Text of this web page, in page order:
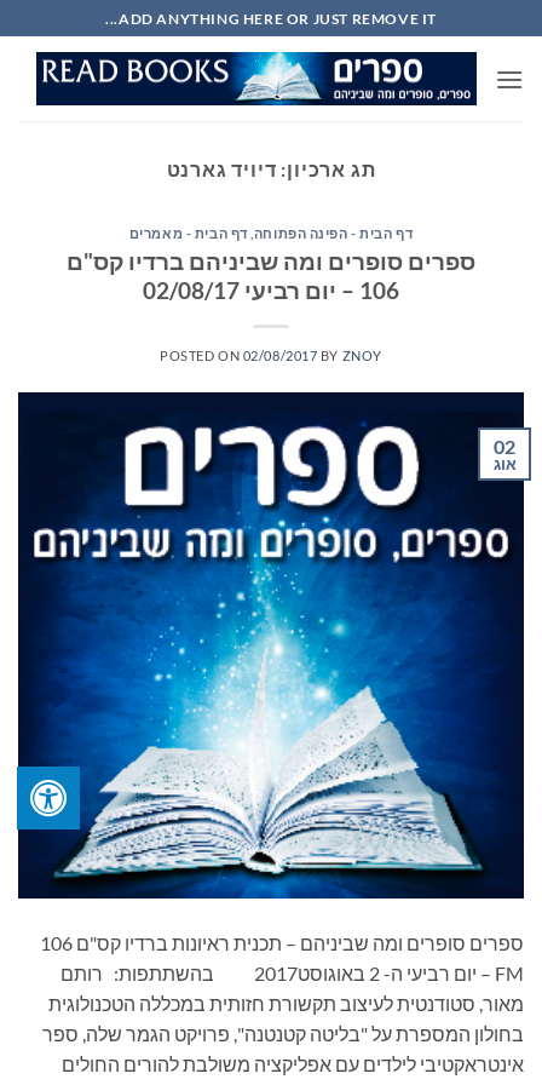
to
content
ADD ANYTHING HERE OR JUST REMOVE IT...
תג ארכיון: דיויד גארנט
דף הבית - הפינה הפתוחה דף הבית - מאמרים
ספרים סופרים ומה שביניהם ברדיו קס"ם
106 – יום רביעי 02/08/17
POSTED ON 02/08/2017 BY ZNOY
02
אוג
ספרים סופרים ומה שביניהם – תכנית ראיונות ברדיו קס"ם 106
FM – יום רביעי ה- 2 באוגוסט2017 בהשתתפות: רותם
מאור, סטודנטית לעיצוב תקשורת חזותית במכללה הטכנולוגית
בחולון המספרת על "בליטה קטנטנה", פרויקט הגמר שלה, ספר
אינטראקטיבי לילדים עם אפליקציה משולבת להורים החולים